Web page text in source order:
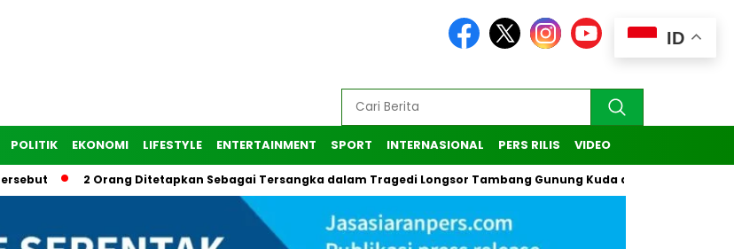
POLITIK EKONOMI LIFESTYLE ENTERTAINMENT SPORT INTERNASIONAL PERS RILIS VIDEO
2 Orang Ditetapkan Sebagai Tersangka dalam Tragedi Longsor Tambang Gunung Kuda di Cirebon
ID